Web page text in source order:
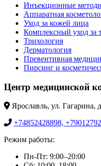
Инъекционные
Аппаратная
Уход за кожей лица
Комплексный уход за
Трихология
Дерматология
Превентивная
Пирсинг и
Центр медицинской
Ярославль, ул. Гагарина,
+74852428898,
Режим работы:
Пн-Пт: 9:00–20:00